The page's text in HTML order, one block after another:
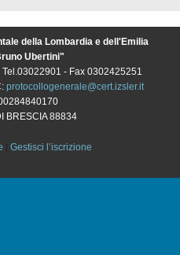
della Lombardia e dell'Emilia
Ubertini"
- Fax 0302425251
protocollogenerale@cert.izsler.it
BRESCIA 88834
Gestisci l’iscrizione